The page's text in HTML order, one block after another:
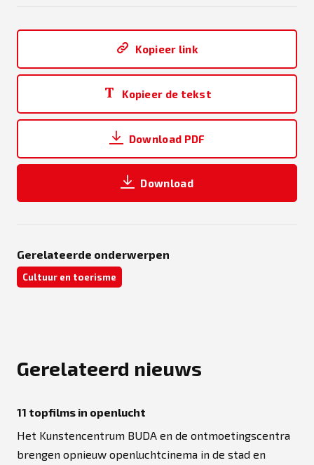
Kopieer link
Kopieer de tekst
Download PDF
Download
Gerelateerde onderwerpen
Cultuur en toerisme
Gerelateerd nieuws
11 topfilms in openlucht
Het Kunstencentrum BUDA en de ontmoetingscentra
brengen opnieuw openluchtcinema in de stad en